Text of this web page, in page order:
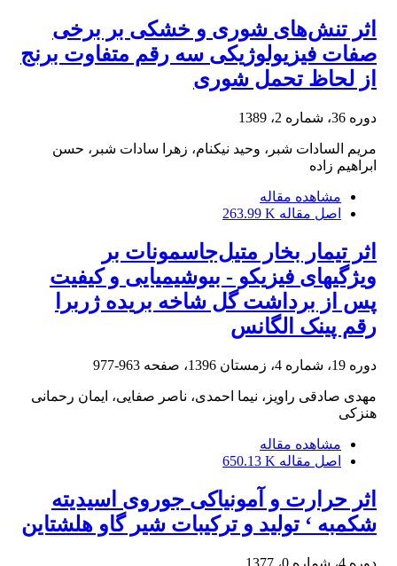
اثر تنش‌های شوری و خشکی بر برخی
صفات فیزیولوژیکی سه رقم متفاوت برنج
از لحاظ تحمل شوری
دوره 36، شماره 2، 1389
مریم السادات شبر، وحید نیکنام، زهرا سادات شبر، حسن
ابراهیم زاده
مشاهده مقاله
اصل مقاله 263.99 K
اثر تیمار بخار متیل‌جاسمونات بر
ویژگی‏های فیزیکو - بیوشیمیایی و کیفیت
پس از برداشت گل شاخه‌ بریده ژربرا
رقم پینک الگانس
دوره 19، شماره 4، زمستان 1396، صفحه 963-977
مهدی صادقی راویز، نیما احمدی، ناصر صفایی، ایمان رحمانی
هنزکی
مشاهده مقاله
اصل مقاله 650.13 K
اثر حرارت و آمونیاکی جوروی اسیدیته
شکمبه ‘ تولید و ترکیبات شیر گاو هلشتاین
دوره 4، شماره 0، 1377